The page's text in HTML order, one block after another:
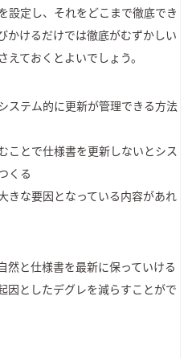
設定し、それをどこまで徹底でき
かけるだけでは徹底がむずかしい
ておくとよいでしょう。
ステム的に更新が管理できる方法
ことで仕様書を更新しないとシス
くる
きな要因となっている内容があれ
然と仕様書を最新に保っていける
因としたデグレを減らすことがで